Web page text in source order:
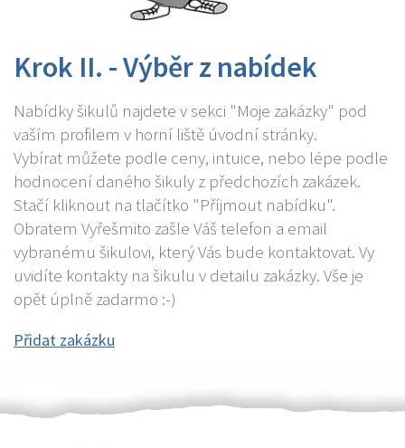
Krok II. - Výběr z nabídek
Nabídky šikulů najdete v sekci "Moje zakázky" pod
vaším profilem v horní liště úvodní stránky.
Vybírat můžete podle ceny, intuice, nebo lépe podle
hodnocení daného šikuly z předchozích zakázek.
Stačí kliknout na tlačítko "Příjmout nabídku".
Obratem Vyřešmito zašle Váš telefon a email
vybranému šikulovi, který Vás bude kontaktovat. Vy
uvidíte kontakty na šikulu v detailu zakázky. Vše je
opět úplně zadarmo :-)
Přidat zakázku